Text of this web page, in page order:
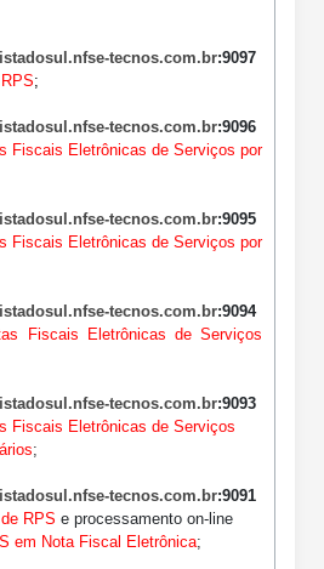
tecnos.com.br:9097
;
tecnos.com.br:9096
Fiscais Eletrônicas de Serviços por
tecnos.com.br:9095
Fiscais Eletrônicas de Serviços por
tecnos.com.br:9094
Fiscais Eletrônicas de Serviços
tecnos.com.br:9093
Fiscais Eletrônicas de Serviços
;
tecnos.com.br:9091
RPS e processamento on-line
em Nota Fiscal Eletrônica;